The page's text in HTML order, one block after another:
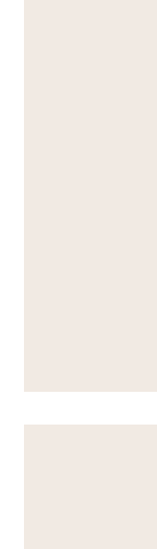
Voir